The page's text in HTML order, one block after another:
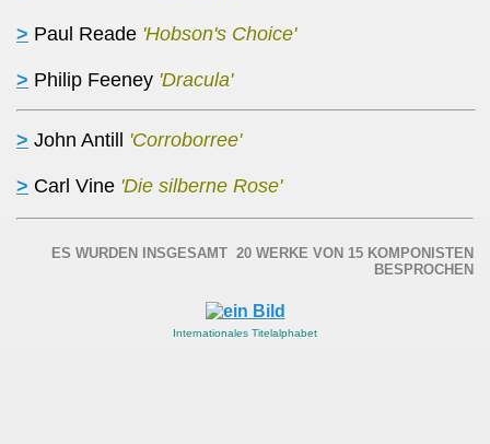
> Paul Reade 'Hobson's Choice'
> Philip Feeney 'Dracula'
> John Antill 'Corroborree'
> Carl Vine 'Die silberne Rose'
ES WURDEN INSGESAMT 20 WERKE VON 15 KOMPONISTEN
BESPROCHEN
Internationales Titelalphabet